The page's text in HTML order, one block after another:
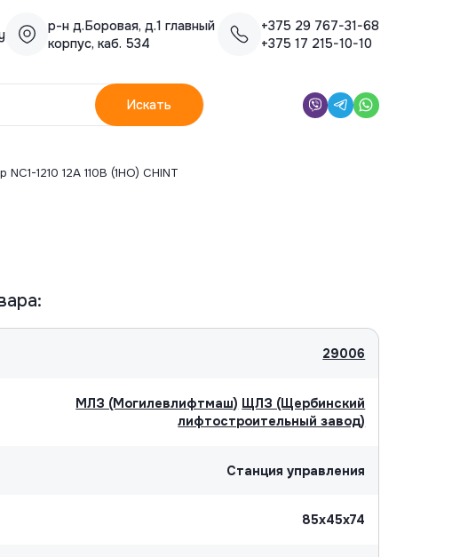
р-н д.Боровая, д.1 главный
корпус, каб. 534
+375 29 767-31-68
+375 17 215-10-10
Искать
Искать
1210 12A 110B (1HO) CHINT
29006
МЛЗ (Могилевлифтмаш) ЩЛЗ (Щербинский
лифтостроительный завод)
Станция управления
85х45х74